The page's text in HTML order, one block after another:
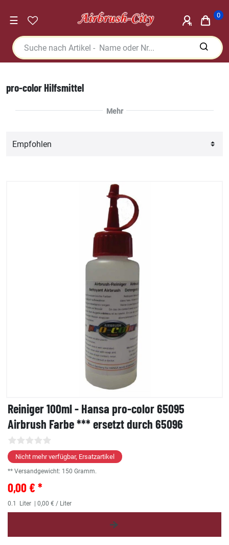
☰ 0
pro-color Hilfsmittel
Reiniger 100ml - Hansa pro-color 65095
Airbrush Farbe *** ersetzt durch 65096
Nicht mehr verfügbar, Ersatzartikel
** Versandgewicht: 150 Gramm.
0,00 € *
0.1 Liter | 0,00 € / Liter